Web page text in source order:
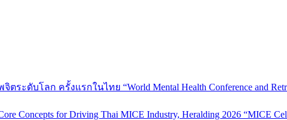
ะดับโลก ครั้งแรกในไทย “World Mental Health Conference and
Concepts for Driving Thai MICE Industry, Heralding 2026 “MICE